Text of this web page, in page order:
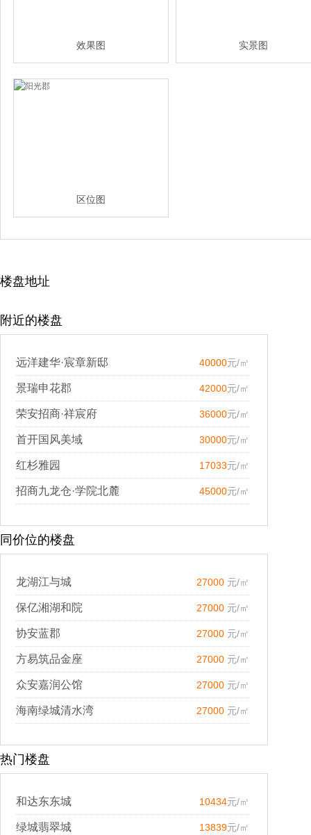
效果图 实景图
区位图
楼盘地址
附近的楼盘
远洋建华·宸章新邸 40000元/㎡
景瑞申花郡 42000元/㎡
荣安招商·祥宸府 36000元/㎡
首开国风美域 30000元/㎡
红杉雅园 17033元/㎡
招商九龙仓·学院北麓 45000元/㎡
同价位的楼盘
龙湖江与城 27000 元/㎡
保亿湘湖和院 27000 元/㎡
协安蓝郡 27000 元/㎡
方易筑品金座 27000 元/㎡
众安嘉润公馆 27000 元/㎡
海南绿城清水湾 27000 元/㎡
热门楼盘
和达东东城 10434元/㎡
绿城翡翠城 13839元/㎡